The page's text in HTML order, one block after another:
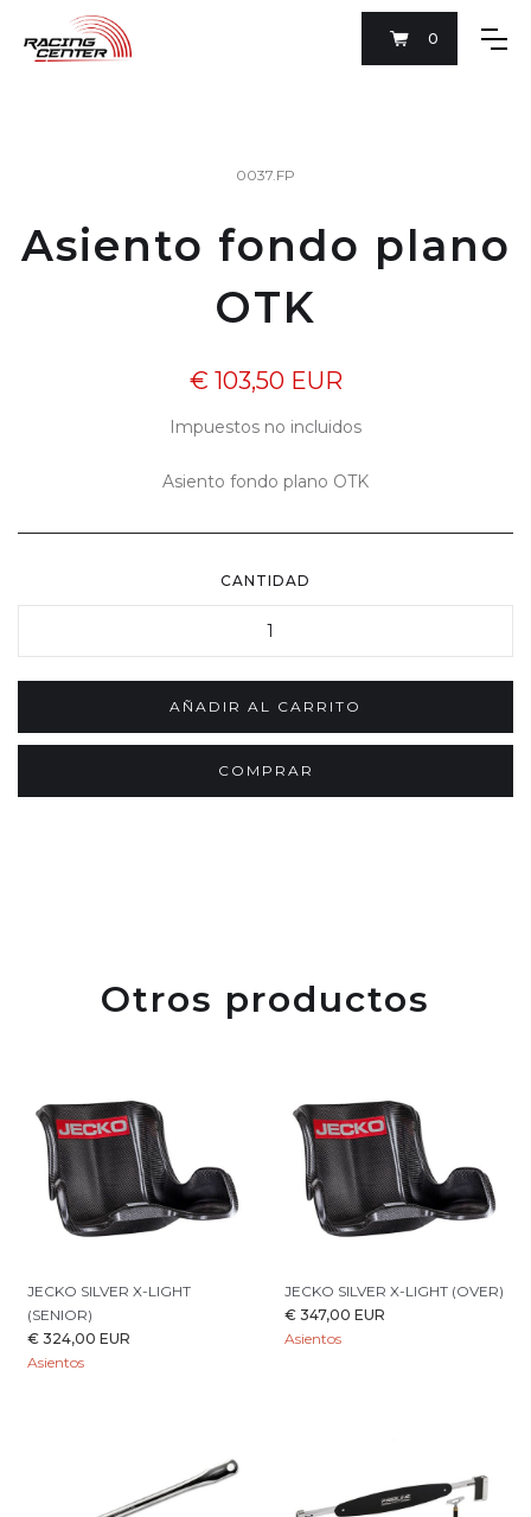
0
0037.FP
Asiento fondo plano
OTK
€ 103,50 EUR
Impuestos no incluidos
Asiento fondo plano OTK
CANTIDAD
COMPRAR
Otros productos
JECKO SILVER X-LIGHT
(SENIOR)
€ 324,00 EUR
Asientos
JECKO SILVER X-LIGHT (OVER)
€ 347,00 EUR
Asientos